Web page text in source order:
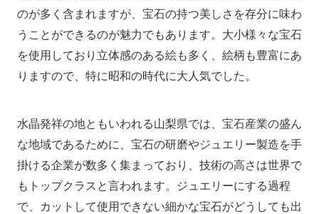
のが多く含まれますが、宝石の持つ美しさを存分に味わ
うことができるのが魅力でもあります。大小様々な宝石
を使用しており立体感のある絵も多く、絵柄も豊富にあ
りますので、特に昭和の時代に大人気でした。
水晶発祥の地ともいわれる山梨県では、宝石産業の盛ん
な地域であるために、宝石の研磨やジュエリー製造を手
掛ける企業が数多く集まっており、技術の高さは世界で
もトップクラスと言われます。ジュエリーにする過程
で、カットして使用できない細かな宝石がどうしても出